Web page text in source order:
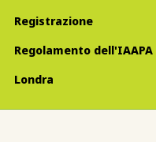
Registrazione
Regolamento dell'IAAPA
Londra